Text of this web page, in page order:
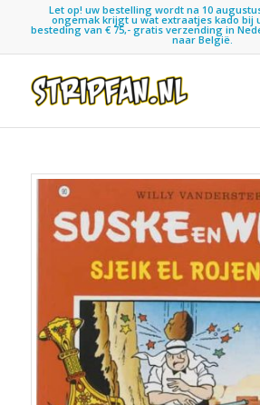
Let op! uw bestelling wordt na 10
ongemak krijgt u wat extraatjes kado bij
besteding van € 75,- gratis verzending in
naar België.